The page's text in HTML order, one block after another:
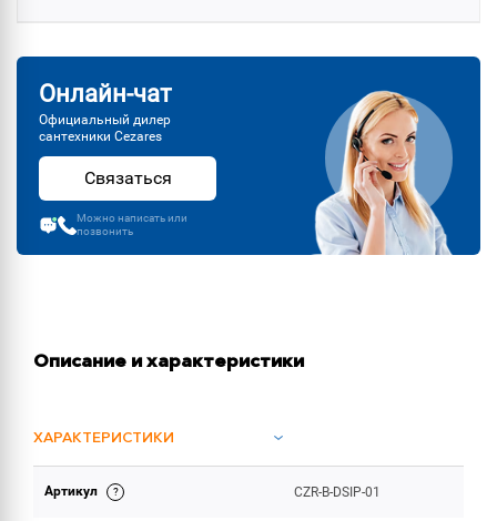
Онлайн-чат
Официальный дилер
сантехники Cezares
Связаться
Можно написать или
позвонить
Описание и характеристики
ХАРАКТЕРИСТИКИ
ОБЪЕМ ПОСТАВКИ
Артикул CZR-B-DSIP-01